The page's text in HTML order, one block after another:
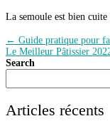
La semoule est bien
Post
navigation
← Guide pratique pour
Le Meilleur Pâtissier
Search
Articles récents